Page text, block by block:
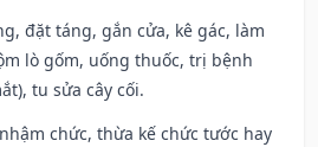
đặt táng, gắn cửa, kê gác, làm
lò gốm, uống thuốc, trị bệnh
tu sửa cây cối.
chức, thừa kế chức tước hay